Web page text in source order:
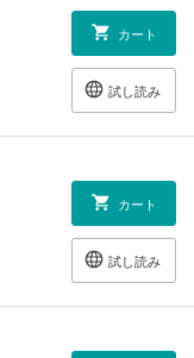
カート
試し読み
カート
試し読み